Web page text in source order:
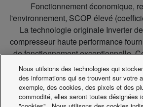
Fonctionnement économique,
l'environnement, SCOP élevé
La technologie originale Inverter
compresseur haute performance
de fonctionnement exceptionnelle.
réduire vos factures d’électricité tout
protection de
Nous utilsions des technologies qui
des informations qui se trouvent sur votre
exemple, des cookies, des pixels et des
commodité, elles seront toutes désignées